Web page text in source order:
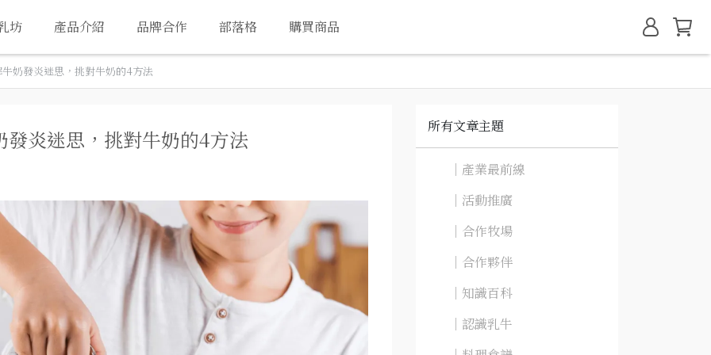
坊 產品介紹 品牌合作 部落格 購買商品
奶發炎迷思，挑對牛奶的4方法
炎迷思，挑對牛奶的4方法 所有文章主題
｜產業最前線
｜活動推廣
｜合作牧場
｜合作夥伴
｜知識百科
｜認識乳牛